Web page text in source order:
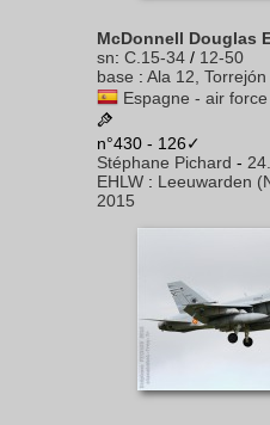
McDonnell Douglas
sn: C.15-34 / 12-50
base : Ala 12, Torrejón
Espagne - air force
n°430 - 126✓
Stéphane Pichard -
EHLW : Leeuwarden
2015